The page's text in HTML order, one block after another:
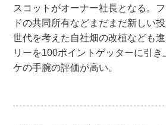
スコットがオーナー社長となる。
ドの共同所有などまだまだ新しい
世代を考えた自社畑の改植なども
リーを100ポイントゲッターに引き
ケの手腕の評価が高い。